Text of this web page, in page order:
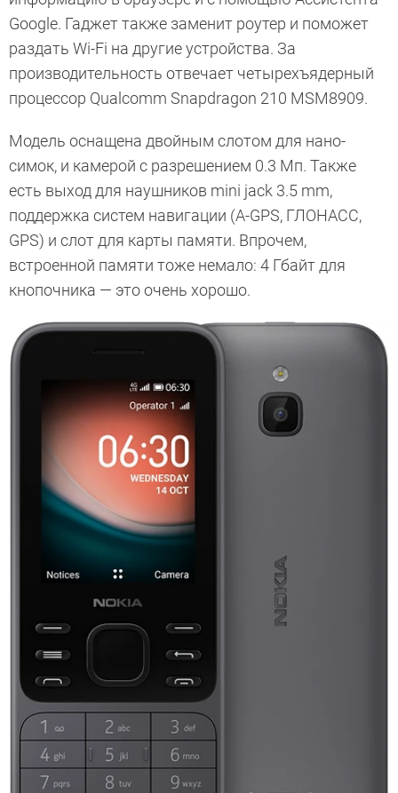
Google. Гаджет также заменит роутер и поможет
раздать Wi-Fi на другие устройства. За
производительность отвечает четырехъядерный
процессор Qualcomm Snapdragon 210 MSM8909.
Модель оснащена двойным слотом для нано-
симок, и камерой с разрешением 0.3 Мп. Также
есть выход для наушников mini jack 3.5 mm,
поддержка систем навигации (A-GPS, ГЛОНАСС,
GPS) и слот для карты памяти. Впрочем,
встроенной памяти тоже немало: 4 Гбайт для
кнопочника — это очень хорошо.